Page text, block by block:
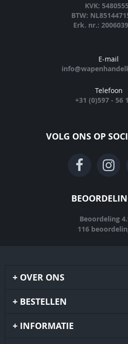
KVK:
BTW:
Erk. nr.:
E-mail
Telefoon
+31 (0)597 - 56
VOLG ONS OP
Beoordeling
116
OVER ONS
BESTELLEN
INFORMATIE